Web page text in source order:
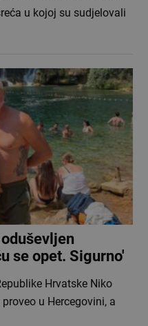
u kojoj su sudjelovali
se opet. Sigurno'
Hrvatske Niko
u Hercegovini, a